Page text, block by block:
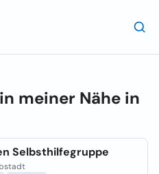
meiner Nähe in
Selbsthilfegruppe